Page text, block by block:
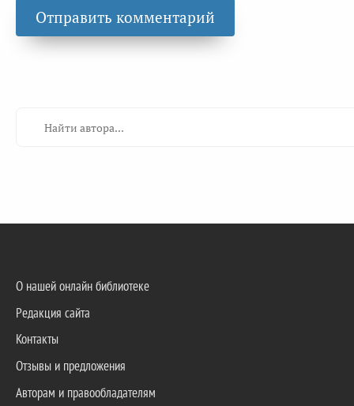
О нашей онлайн библиотеке
Редакция сайта
Контакты
Отзывы и предложения
Авторам и правообладателям